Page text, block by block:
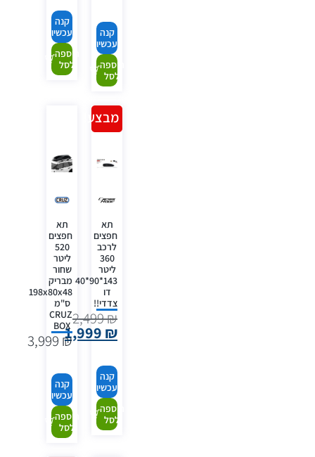
קנה
עכשיו
הוספה
לסל
קנה
עכשיו
הוספה
לסל
תא
חפצים
לרכב
360
ליטר
143*90*40
דו
צדדי!!
2,499₪
1,999 ₪
קנה
עכשיו
הוספה
לסל
מבצע!
תא
חפצים
520
ליטר
שחור
מבריק
198x80x48
ס"מ
CRUZ
BOX
3,999 ₪
קנה
עכשיו
הוספה
לסל